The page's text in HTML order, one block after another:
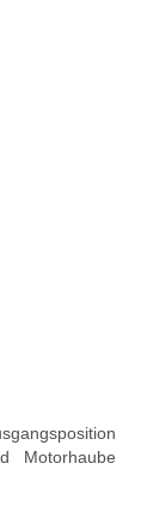
Motorhaube